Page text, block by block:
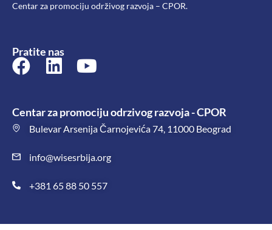
Centar za promociju održivog razvoja – CPOR.
Pratite nas
Centar za promociju odrzivog razvoja - CPOR
Bulevar Arsenija Čarnojevića 74, 11000 Beograd
info@wisesrbija.org
+381 65 88 50 557